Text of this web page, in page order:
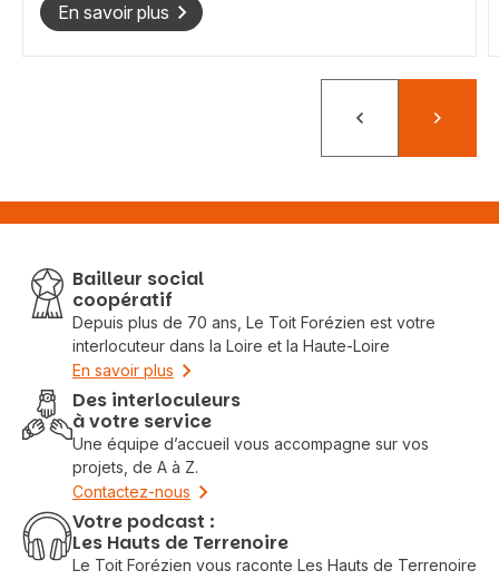
En savoir plus
PrécédentSuivant
Bailleur social
coopératif
Depuis plus de 70 ans, Le Toit Forézien est votre
interlocuteur dans la Loire et la Haute-Loire
En savoir plus
Des interloculeurs
à votre service
Une équipe d’accueil vous accompagne sur vos
projets, de A à Z.
Contactez-nous
Votre podcast :
Les Hauts de Terrenoire
Le Toit Forézien vous raconte Les Hauts de Terrenoire